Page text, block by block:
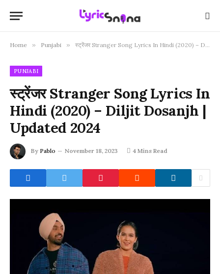
Home » Punjabi » स्ट्रेंजर Stranger Song Lyrics In Hindi (2020) – Diljit Dosanjh | Updated 2024
PUNJABI
स्ट्रेंजर Stranger Song Lyrics In
Hindi (2020) – Diljit Dosanjh |
Updated 2024
By Pablo November 18, 2023 4 Mins Read